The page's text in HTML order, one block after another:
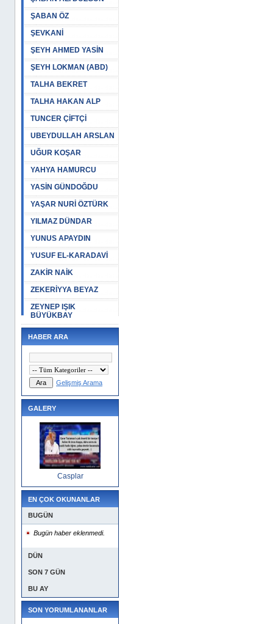
ŞABAN ÖZ
ŞEVKANİ
ŞEYH AHMED YASİN
ŞEYH LOKMAN (ABD)
TALHA BEKRET
TALHA HAKAN ALP
TUNCER ÇİFTÇİ
UBEYDULLAH ARSLAN
UĞUR KOŞAR
YAHYA HAMURCU
YASİN GÜNDOĞDU
YAŞAR NURİ ÖZTÜRK
YILMAZ DÜNDAR
YUNUS APAYDIN
YUSUF EL-KARADAVİ
ZAKİR NAİK
ZEKERİYYA BEYAZ
ZEYNEP IŞIK
BÜYÜKBAY
HABER ARA
Gelişmiş Arama
GALERY
Casplar
EN ÇOK OKUNANLAR
BUGÜN
Bugün haber eklenmedi.
DÜN
SON 7 GÜN
BU AY
SON YORUMLANANLAR